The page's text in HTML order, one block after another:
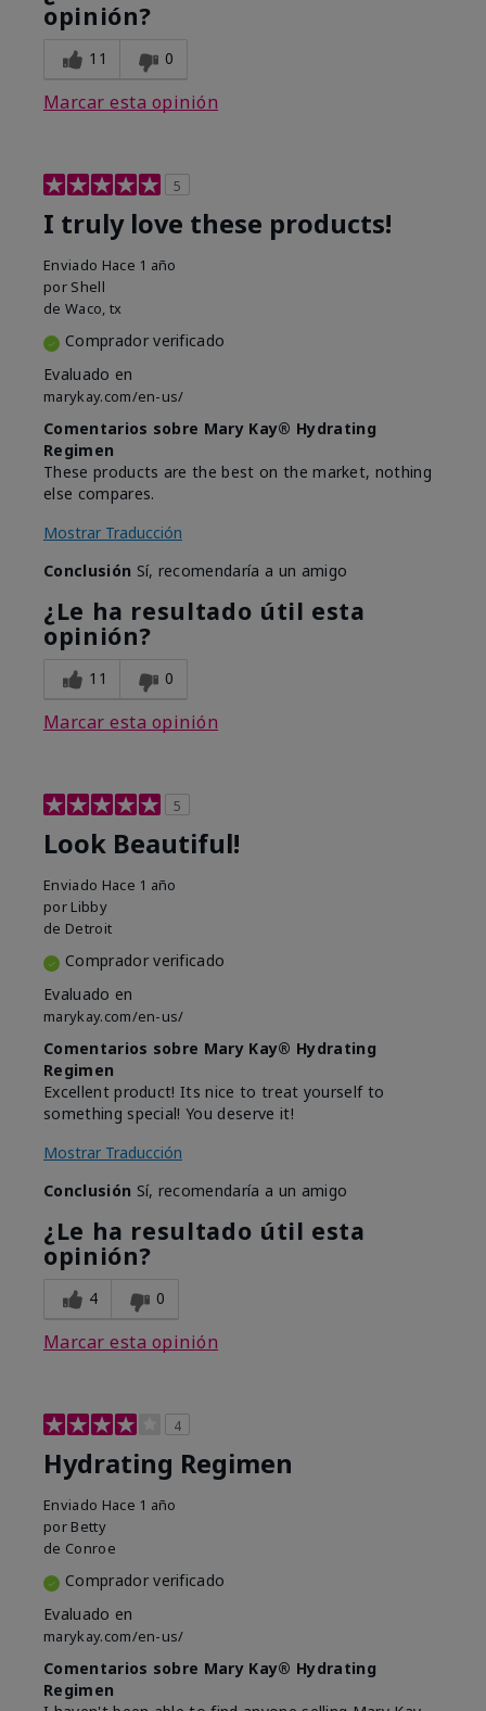
opinión?
11 0
Marcar esta opinión
5
I truly love these products!
Enviado Hace 1 año
por Shell
de Waco, tx
Comprador verificado
Evaluado en
marykay.com/en-us/
Comentarios sobre Mary Kay® Hydrating
Regimen
These products are the best on the market, nothing
else compares.
Mostrar Traducción
Conclusión Sí, recomendaría a un amigo
¿Le ha resultado útil esta
opinión?
11 0
Marcar esta opinión
5
Look Beautiful!
Enviado Hace 1 año
por Libby
de Detroit
Comprador verificado
Evaluado en
marykay.com/en-us/
Comentarios sobre Mary Kay® Hydrating
Regimen
Excellent product! Its nice to treat yourself to
something special! You deserve it!
Mostrar Traducción
Conclusión Sí, recomendaría a un amigo
¿Le ha resultado útil esta
opinión?
4 0
Marcar esta opinión
4
Hydrating Regimen
Enviado Hace 1 año
por Betty
de Conroe
Comprador verificado
Evaluado en
marykay.com/en-us/
Comentarios sobre Mary Kay® Hydrating
Regimen